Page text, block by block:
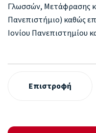
Γλωσσών, Μετάφρασης
Πανεπιστήμιο) καθώς
Ιονίου Πανεπιστημίου
Επιστροφή